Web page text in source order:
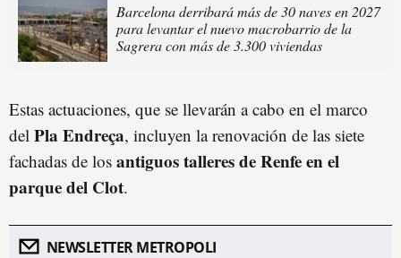
Barcelona derribará más de 30 naves en 2027
para levantar el nuevo macrobarrio de la
Sagrera con más de 3.300 viviendas
Estas actuaciones, que se llevarán a cabo en el marco
del Pla Endreça, incluyen la renovación de las siete
fachadas de los antiguos talleres de Renfe en el
parque del Clot.
NEWSLETTER METROPOLI